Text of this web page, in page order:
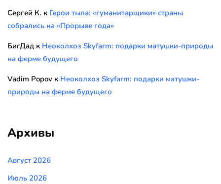
Сергей К. к Герои тыла: «гуманитарщики» страны
собрались на «Прорыве года»
БигДад к Неоколхоз Skyfarm: подарки матушки-природы
на ферме будущего
Vadim Popov к Неоколхоз Skyfarm: подарки матушки-
природы на ферме будущего
Архивы
Август 2026
Июль 2026